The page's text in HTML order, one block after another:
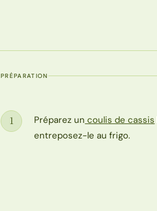
PRÉPARATION
Étape
1 Préparez un coulis de cassis
entreposez-le au frigo.